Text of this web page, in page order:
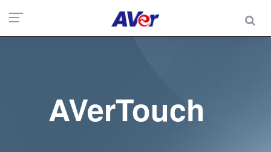
AVerTouch